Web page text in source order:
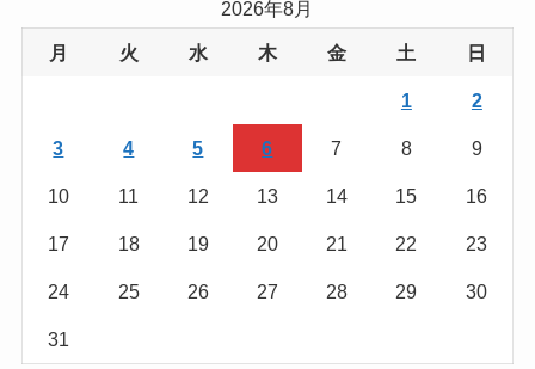
を
2026年8月
月 火 水 木 金 土 日
1 2
3 4 5 6 7 8 9
10 11 12 13 14 15 16
17 18 19 20 21 22 23
24 25 26 27 28 29 30
31